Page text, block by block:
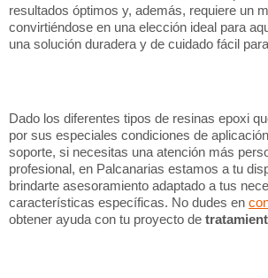
resultados óptimos y, además, requiere un
convirtiéndose en una elección ideal para
una solución duradera y de cuidado fácil
Dado los diferentes tipos de resinas epoxi
por sus especiales condiciones de
soporte, si necesitas una atención más
profesional, en Palcanarias estamos a tu
brindarte asesoramiento adaptado a tus
características específicas. No dudes en
obtener ayuda con tu proyecto de